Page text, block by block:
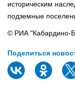
историческим
подземные
© РИА "Кабардино-
Поделиться